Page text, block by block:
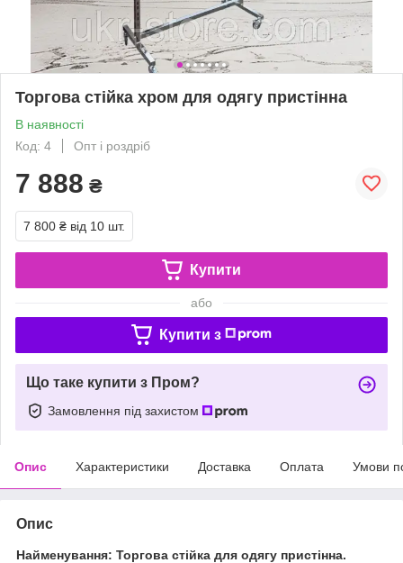
Торгова стійка хром для одягу пристінна
В наявності
Код: 4
Опт і роздріб
7 888 ₴
7 800 ₴ від 10 шт.
Купити
або
Купити з
Що таке купити з Пром?
Замовлення під захистом
Опис Характеристики Доставка Оплата Умови
Опис
Найменування: Торгова стійка для одягу пристінна.